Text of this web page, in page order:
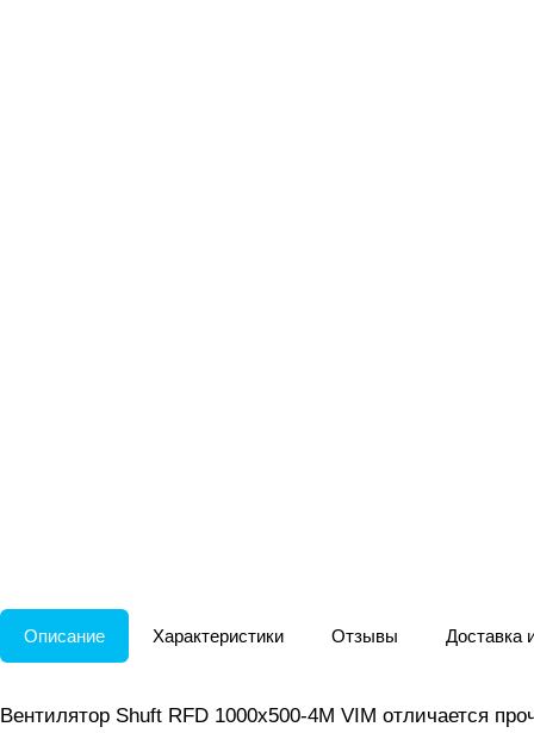
Описание Характеристики Отзывы Доставка
Вентилятор Shuft RFD 1000x500-4M VIM отличается